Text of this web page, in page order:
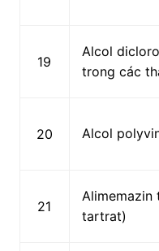
19
Alcol
trong các
20 Alcol
21
tartrat)